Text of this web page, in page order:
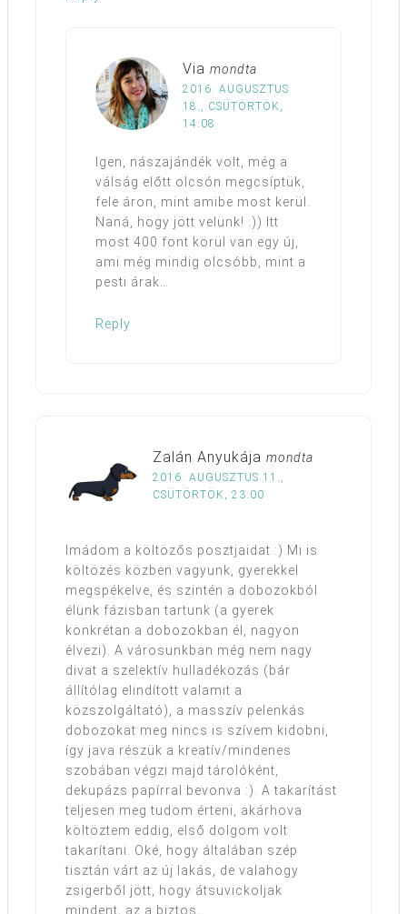
Via mondta
2016. AUGUSZTUS
18., CSÜTÖRTÖK,
14:08
Igen, nászajándék volt, még a
válság előtt olcsón megcsíptük,
fele áron, mint amibe most kerül.
Naná, hogy jött velünk! :)) Itt
most 400 font körül van egy új,
ami még mindig olcsóbb, mint a
pesti árak…
Reply
Zalán Anyukája mondta
2016. AUGUSZTUS 11.,
CSÜTÖRTÖK, 23:00
Imádom a költözős posztjaidat :) Mi is
költözés közben vagyunk, gyerekkel
megspékelve, és szintén a dobozokból
élünk fázisban tartunk (a gyerek
konkrétan a dobozokban él, nagyon
élvezi). A városunkban még nem nagy
divat a szelektív hulladékozás (bár
állítólag elindított valamit a
közszolgáltató), a masszív pelenkás
dobozokat meg nincs is szívem kidobni,
így java részük a kreatív/mindenes
szobában végzi majd tárolóként,
dekupázs papírral bevonva :). A takarítást
teljesen meg tudom érteni, akárhova
költöztem eddig, első dolgom volt
takarítani. Oké, hogy általában szép
tisztán várt az új lakás, de valahogy
zsigerből jött, hogy átsuvickoljak
mindent, az a biztos.